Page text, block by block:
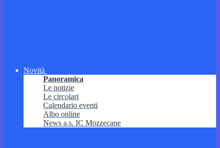
Novità
Panoramica
Le notizie
Le circolari
Calendario eventi
Albo online
News a.s. IC Mozzecane